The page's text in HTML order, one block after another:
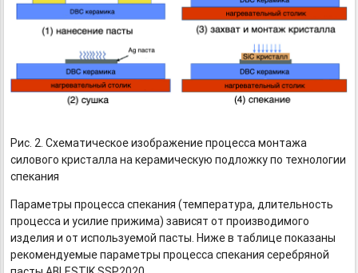
Рис. 2. Схематическое изображение процесса монтажа
силового кристалла на керамическую подложку по технологии
спекания
Параметры процесса спекания (температура, длительность
процесса и усилие прижима) зависят от производимого
изделия и от используемой пасты. Ниже в таблице показаны
рекомендуемые параметры процесса спекания серебряной